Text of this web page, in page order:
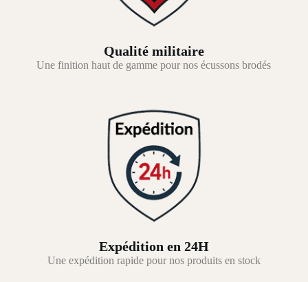
Qualité militaire
Une finition haut de gamme pour nos écussons brodés
Expédition en 24H
Une expédition rapide pour nos produits en stock